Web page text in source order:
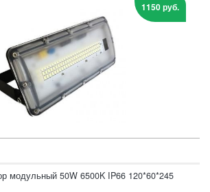
1150 руб.
модульный 50W 6500K IP66 120*60*245